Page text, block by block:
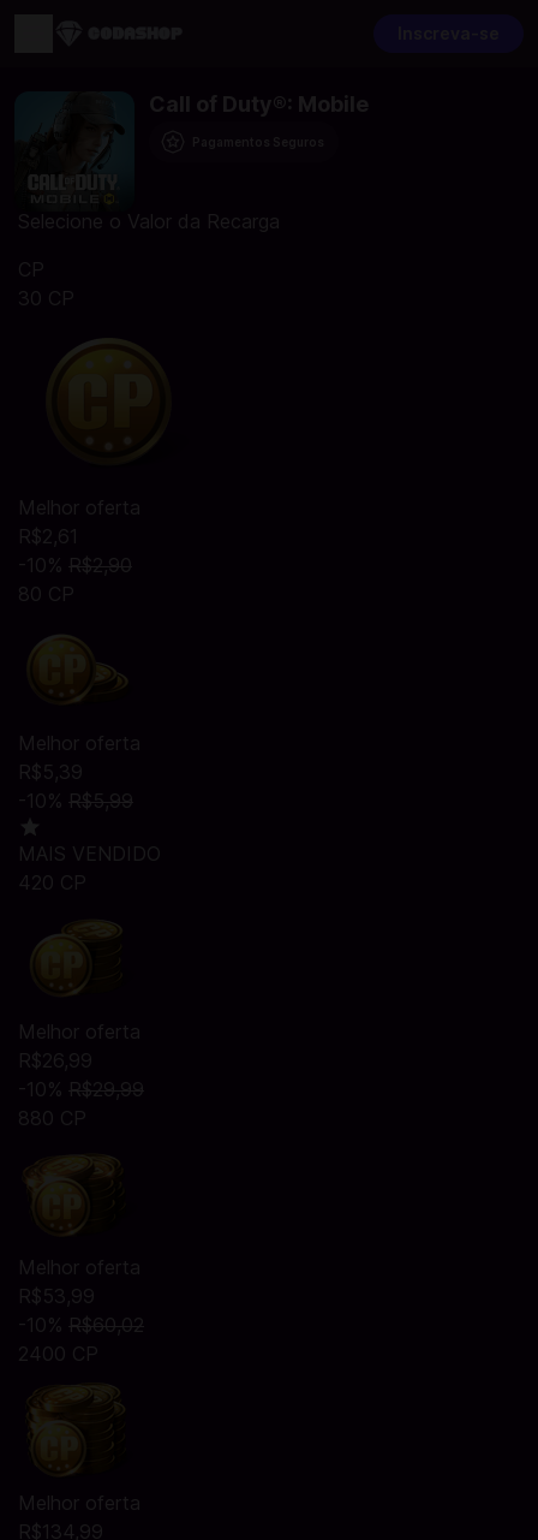
Call of Duty®: Mobile
Selecione o Valor da Recarga
CP
30 CP
Melhor oferta
R$2,61
-10% R$2,90
80 CP
Melhor oferta
R$5,39
-10% R$5,99
MAIS VENDIDO
420 CP
Melhor oferta
R$26,99
-10% R$29,99
880 CP
Melhor oferta
R$53,99
-10% R$60,02
2400 CP
Melhor oferta
R$134,99